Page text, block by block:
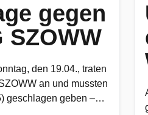
gegen
SZOWW
den 19.04., traten
an und mussten
geschlagen geben –